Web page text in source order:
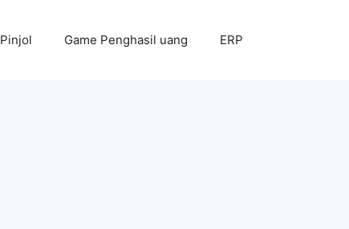
Pinjol Game Penghasil uang ERP